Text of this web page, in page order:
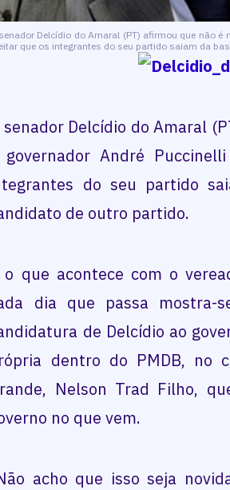
Delcídio do Amaral (PT) afirmou que não é
que os integrantes do seu partido saiam da
senador Delcídio do Amaral
André
do seu partido
de outro partido.
o que acontece com o
dia que passa mostra-
de Delcídio ao
dentro do PMDB, no
Nelson Trad Filho,
no que vem.
acho que isso seja